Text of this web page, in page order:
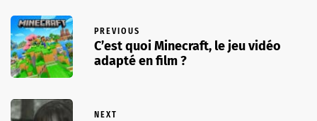
PREVIOUS
C’est quoi Minecraft, le jeu vidéo
adapté en film ?
NEXT